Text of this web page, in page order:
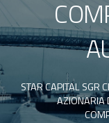
STAR CAPITAL SGR
AZIONARIA